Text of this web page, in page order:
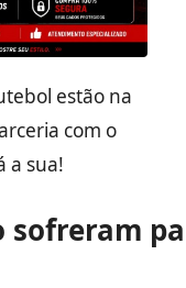
estão na
com o
a sua!
sofreram